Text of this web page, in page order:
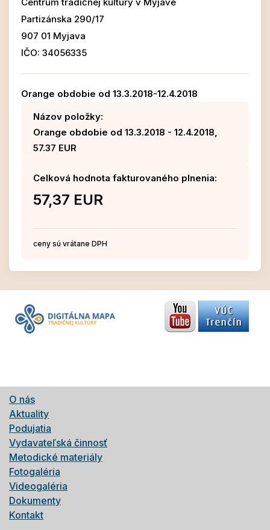
Partizánska 290/17
907 01 Myjava
IČO: 34056335
Orange obdobie od 13.3.2018-12.4.2018
Názov položky:
Orange obdobie od 13.3.2018 - 12.4.2018,
57.37 EUR
Celková hodnota fakturovaného plnenia:
57,37 EUR
ceny sú vrátane DPH
O nás
Aktuality
Podujatia
Vydavateľská činnosť
Metodické materiály
Fotogaléria
Videogaléria
Dokumenty
Kontakt